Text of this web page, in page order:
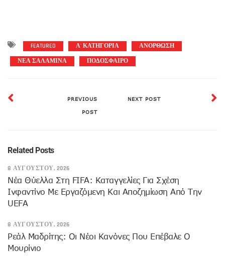
FEATURED Α' ΚΑΤΗΓΟΡΙΑ
ΑΝΟΡΘΩΣΗ
ΝΕΑ ΣΑΛΑΜΙΝΑ
ΠΟΔΟΣΦΑΙΡΟ
PREVIOUS
POST
NEXT POST
Related Posts
8 ΑΥΓΟΎΣΤΟΥ, 2026
Νέα Θύελλα Στη FIFA: Καταγγελίες Για Σχέση
Ινφαντίνο Με Εργαζόμενη Και Αποζημίωση Από Την
UEFA
8 ΑΥΓΟΎΣΤΟΥ, 2026
Ρεάλ Μαδρίτης: Οι Νέοι Κανόνες Που Επέβαλε Ο
Μουρίνιο